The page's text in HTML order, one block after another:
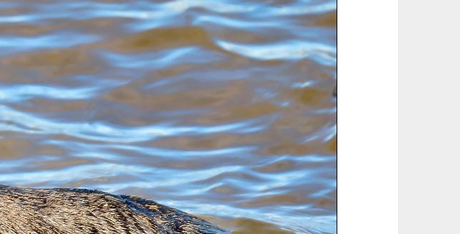
ضرب المثل
شعر فارسی
زندگینامه‌ی بزرگان
گفتاورد